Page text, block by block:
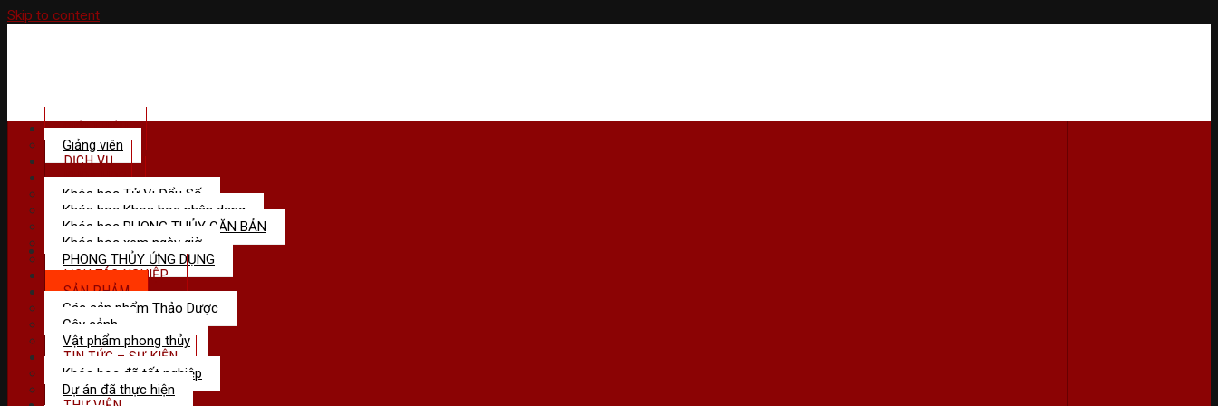
Skip to content
Menu
GIỚI THIỆU
Giảng viên
DỊCH VỤ
KHÓA HỌC
Khóa học Tử Vi Đẩu Số
Khóa học Khoa học nhân dạng
Khóa học PHONG THỦY CĂN BẢN
Khóa học xem ngày giờ
PHONG THỦY ỨNG DỤNG
LỊCH TÁC NGHIỆP
SẢN PHẢM
Các sản phẩm Thảo Dược
Cây cảnh
Vật phẩm phong thủy
TIN TỨC – SỰ KIỆN
Khóa học đã tốt nghiệp
Dự án đã thực hiện